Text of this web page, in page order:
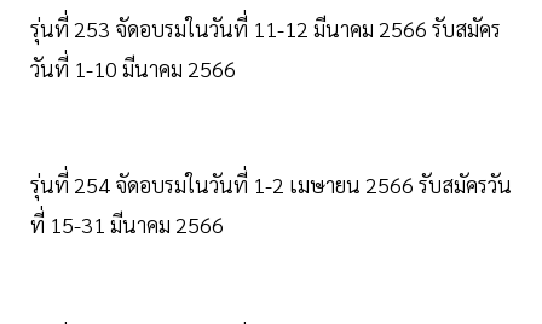
รุ่นที่ 253 จัดอบรมในวันที่ 11-12 มีนาคม 2566 รับสมัคร
วันที่ 1-10 มีนาคม 2566
รุ่นที่ 254 จัดอบรมในวันที่ 1-2 เมษายน 2566 รับสมัครวัน
ที่ 15-31 มีนาคม 2566